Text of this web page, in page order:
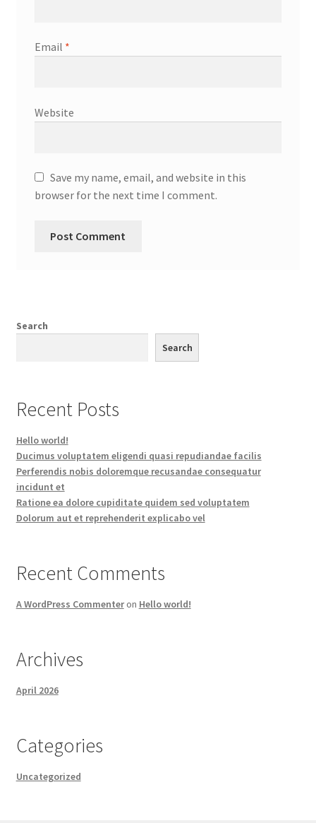
Email *
Website
Save my name, email, and website in this
browser for the next time I comment.
Search
Search
Recent Posts
Hello world!
Ducimus voluptatem eligendi quasi repudiandae facilis
Perferendis nobis doloremque recusandae consequatur
incidunt et
Ratione ea dolore cupiditate quidem sed voluptatem
Dolorum aut et reprehenderit explicabo vel
Recent Comments
A WordPress Commenteron Hello world!
Archives
April 2026
Categories
Uncategorized